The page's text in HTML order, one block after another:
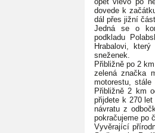
dovede k
dál přes jižní
Jedná se o
podkladu
Hrabalovi,
sneženek.
Přibližně po 2
zelená značka
motorestu,
Přibližně 2 km
přijdete k 270
návratu z
pokračujeme po
Vyvěrající